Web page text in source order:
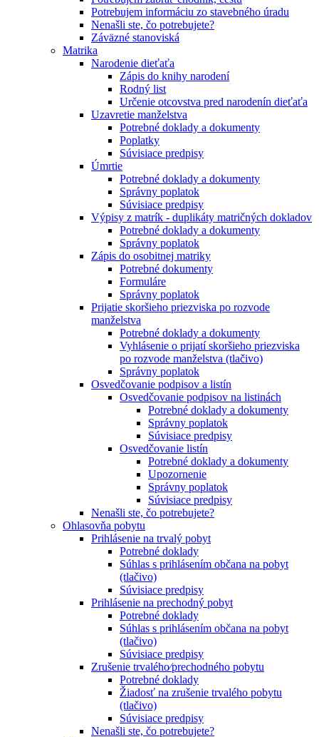
Potrebujem informáciu zo stavebného úradu
Nenašli ste, čo potrebujete?
Záväzné stanoviská
Matrika
Narodenie dieťaťa
Zápis do knihy narodení
Rodný list
Určenie otcovstva pred narodenín dieťaťa
Uzavretie manželstva
Potrebné doklady a dokumenty
Poplatky
Súvisiace predpisy
Úmrtie
Potrebné doklady a dokumenty
Správny poplatok
Súvisiace predpisy
Výpisy z matrík - duplikáty matričných dokladov
Potrebné doklady a dokumenty
Správny poplatok
Zápis do osobitnej matriky
Potrebné dokumenty
Formuláre
Správny poplatok
Prijatie skoršieho priezviska po rozvode
manželstva
Potrebné doklady a dokumenty
Vyhlásenie o prijatí skoršieho priezviska
po rozvode manželstva (tlačivo)
Správny poplatok
Osvedčovanie podpisov a listín
Osvedčovanie podpisov na listinách
Potrebné doklady a dokumenty
Správny poplatok
Súvisiace predpisy
Osvedčovanie listín
Potrebné doklady a dokumenty
Upozornenie
Správny poplatok
Súvisiace predpisy
Nenašli ste, čo potrebujete?
Ohlasovňa pobytu
Prihlásenie na trvalý pobyt
Potrebné doklady
Súhlas s prihlásením občana na pobyt
(tlačivo)
Súvisiace predpisy
Prihlásenie na prechodný pobyt
Potrebné doklady
Súhlas s prihlásením občana na pobyt
(tlačivo)
Súvisiace predpisy
Zrušenie trvalého⁄prechodného pobytu
Potrebné doklady
Žiadosť na zrušenie trvalého pobytu
(tlačivo)
Súvisiace predpisy
Nenašli ste, čo potrebujete?